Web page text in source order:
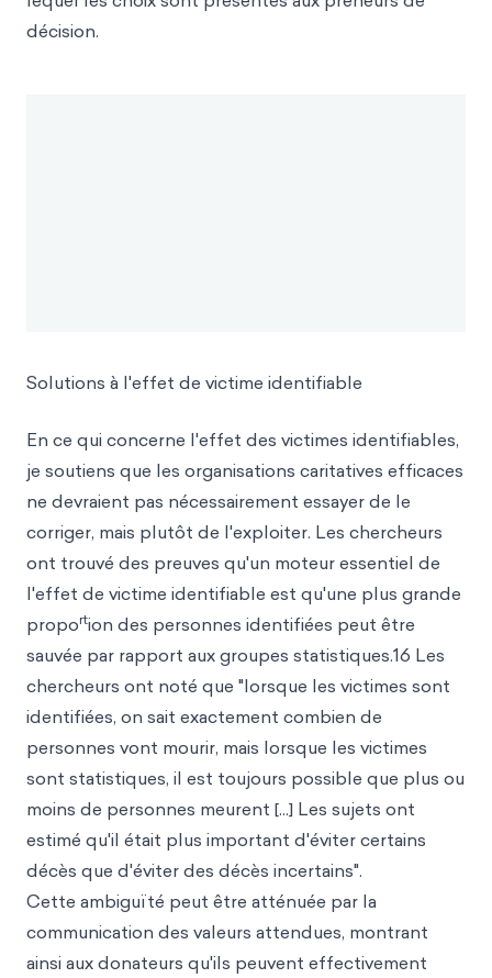
décision.
Solutions à l'effet de victime identifiable
En ce qui concerne l'effet des victimes identifiables,
je soutiens que les organisations caritatives efficaces
ne devraient pas nécessairement essayer de le
corriger, mais plutôt de l'exploiter. Les chercheurs
ont trouvé des preuves qu'un moteur essentiel de
l'effet de victime identifiable est qu'une plus grande
proportion des personnes identifiées peut être
sauvée par rapport aux groupes statistiques.16 Les
chercheurs ont noté que "lorsque les victimes sont
identifiées, on sait exactement combien de
personnes vont mourir, mais lorsque les victimes
sont statistiques, il est toujours possible que plus ou
moins de personnes meurent [...] Les sujets ont
estimé qu'il était plus important d'éviter certains
décès que d'éviter des décès incertains".
Cette ambiguïté peut être atténuée par la
communication des valeurs attendues, montrant
ainsi aux donateurs qu'ils peuvent effectivement